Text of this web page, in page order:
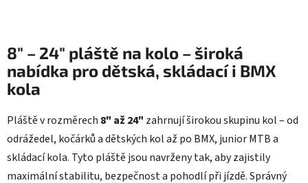
p
r
v
y
v
ý
p
i
8" – 24" pláště na kolo – široká
nabídka pro dětská, skládací i BMX
kola
Pláště v rozměrech 8" až 24" zahrnují širokou skupinu kol – od
odrážedel, kočárků a dětských kol až po BMX, junior MTB a
skládací kola. Tyto pláště jsou navrženy tak, aby zajistily
maximální stabilitu, bezpečnost a pohodlí při jízdě. Správný